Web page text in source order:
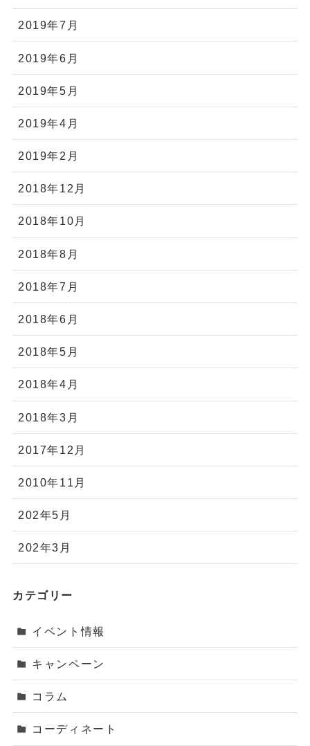
2019年7月
2019年6月
2019年5月
2019年4月
2019年2月
2018年12月
2018年10月
2018年8月
2018年7月
2018年6月
2018年5月
2018年4月
2018年3月
2017年12月
2010年11月
202年5月
202年3月
カテゴリー
イベント情報
キャンペーン
コラム
コーディネート